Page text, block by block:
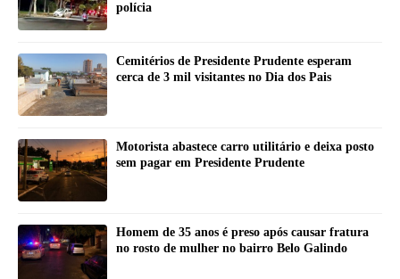
polícia
Cemitérios de Presidente Prudente esperam
cerca de 3 mil visitantes no Dia dos Pais
Motorista abastece carro utilitário e deixa posto
sem pagar em Presidente Prudente
Homem de 35 anos é preso após causar fratura
no rosto de mulher no bairro Belo Galindo